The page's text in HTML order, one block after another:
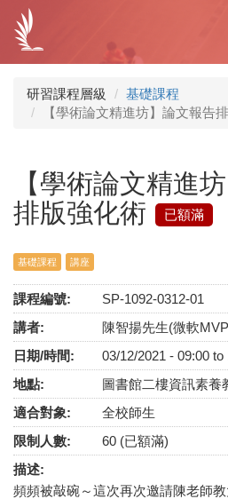
內
研習課程層級
基礎課程
【學術論文精進坊】論文報告
【學術論文精進
排版強化術
已額滿
基礎課程 講座
課程編號:
SP-1092-0312-01
講者:
陳智揚先生(微軟
日期/時間:
03/12/2021 - 09:00 to
地點:
圖書館二樓資訊素養
適合對象:
全校師生
限制人數:
60 (已額滿)
描述:
頻頻被敲碗～這次再次邀請陳老師